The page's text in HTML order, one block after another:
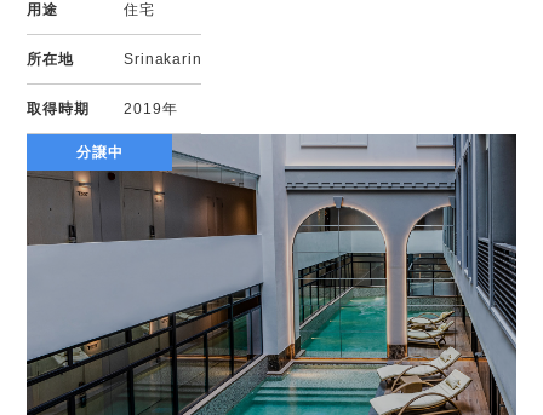
用途 住宅
所在地 Srinakarin
取得時期 2019年
分譲中